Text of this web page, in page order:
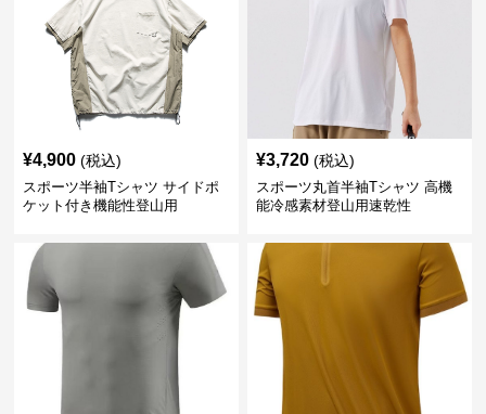
¥4,900 (税込)
スポーツ半袖Tシャツ サイドポ
ケット付き機能性登山用
¥3,720 (税込)
スポーツ丸首半袖Tシャツ 高機
能冷感素材登山用速乾性